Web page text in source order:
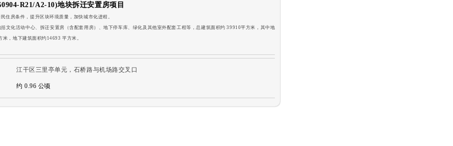
R21/A2-10)地块拆迁安置房项目
住房条件，提升区块环境质量，加快城市化进程。
文化活动中心、拆迁安置房（含配套用房）、地下停车库、绿化及其他室外配套工程等，总建筑面积约 39910平方米，其中地
米，地下建筑面积约14693 平方米。
江干区三里亭单元，石桥路与机场路交叉口
约 0.96 公顷